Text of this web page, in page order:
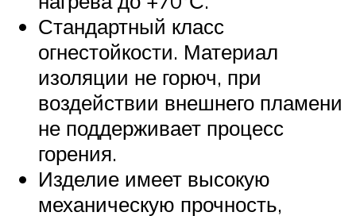
Стандартный класс
огнестойкости. Материал
изоляции не горюч, при
воздействии внешнего пламени
не поддерживает процесс
горения.
Изделие имеет высокую
механическую прочность,